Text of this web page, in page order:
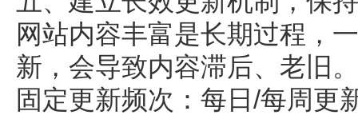
网站内容丰富是长期过程，
新，会导致内容滞后、老旧
固定更新频次：每日/每周更